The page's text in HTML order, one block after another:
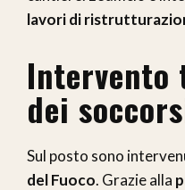
lavori di
Intervento
dei
Sul posto sono
del Fuoco. Grazie alla